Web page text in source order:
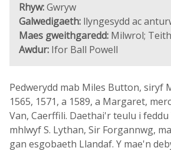
Rhyw:Gwryw
Galwedigaeth: llyngesydd ac
Maes gweithgaredd: Milwrol;
Awdur: Ifor Ball Powell
Pedwerydd mab Miles Button, siryf
1565, 1571, a 1589, a Margaret,
Van, Caerffili. Daethai'r teulu i
mhlwyf S. Lythan, Sir Forgannwg,
gan esgobaeth Llandaf. Y mae'n